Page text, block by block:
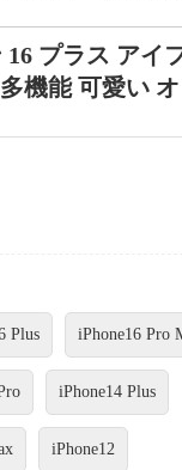
プラス アイ
機能 可愛い
Plus iPhone16 Pro
iPhone14 Plus
iPhone12